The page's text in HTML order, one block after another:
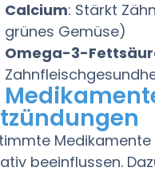
Calcium: Stärkt
grünes Gemüse)
Omega-3-
beeinflussen.